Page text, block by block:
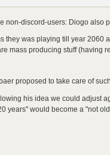
non-discord-users: Diogo also
they was playing till year 2060
mass producing stuff (having
proposed to take care of
his idea we could adjust
years" would become a "not